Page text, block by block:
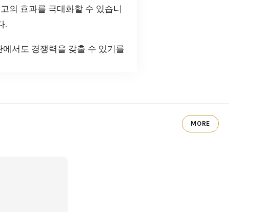
의 효과를 극대화할 수 있습니
.
서도 경쟁력을 갖출 수 있기를
MORE